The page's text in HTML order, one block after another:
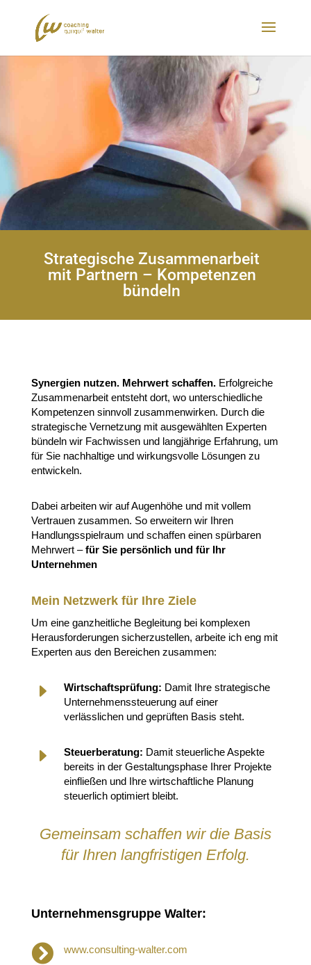
Strategische Zusammenarbeit
mit Partnern – Kompetenzen
bündeln
Synergien nutzen. Mehrwert schaffen. Erfolgreiche
Zusammenarbeit entsteht dort, wo unterschiedliche
Kompetenzen sinnvoll zusammenwirken. Durch die
strategische Vernetzung mit ausgewählten Experten
bündeln wir Fachwissen und langjährige Erfahrung, um
für Sie nachhaltige und wirkungsvolle Lösungen zu
entwickeln.
Dabei arbeiten wir auf Augenhöhe und mit vollem
Vertrauen zusammen. So erweitern wir Ihren
Handlungsspielraum und schaffen einen spürbaren
Mehrwert –für Sie persönlich und für Ihr
Unternehmen
Mein Netzwerk für Ihre Ziele
Um eine ganzheitliche Begleitung bei komplexen
Herausforderungen sicherzustellen, arbeite ich eng mit
Experten aus den Bereichen zusammen:
E Wirtschaftsprüfung: Damit Ihre strategische
Unternehmenssteuerung auf einer
verlässlichen und geprüften Basis steht.
E Steuerberatung: Damit steuerliche Aspekte
bereits in der Gestaltungsphase Ihrer Projekte
einfließen und Ihre wirtschaftliche Planung
steuerlich optimiert bleibt.
Gemeinsam schaffen wir die Basis
für Ihren langfristigen Erfolg.
Unternehmensgruppe Walter:
 www.consulting-walter.com